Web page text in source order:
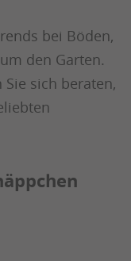
bei Böden,
den Garten.
sich beraten,